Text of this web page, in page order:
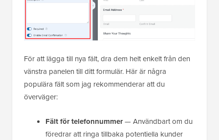
För att lägga till nya fält, dra dem helt enkelt från den
vänstra panelen till ditt formulär. Här är några
populära fält som jag rekommenderar att du
överväger:
Fält för telefonnummer— Användbart om du
föredrar att ringa tillbaka potentiella kunder